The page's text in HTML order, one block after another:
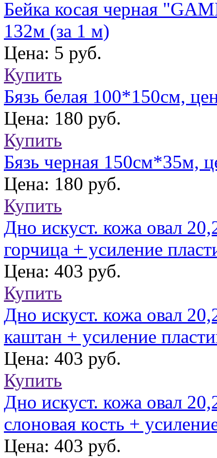
Бейка косая черная
132м (за 1 м)
Цена: 5 руб.
Купить
Бязь белая 100*150см,
Цена: 180 руб.
Купить
Бязь черная 150см*35м,
Цена: 180 руб.
Купить
Дно искуст. кожа овал
горчица + усиление
Цена: 403 руб.
Купить
Дно искуст. кожа овал
каштан + усиление
Цена: 403 руб.
Купить
Дно искуст. кожа овал
слоновая кость +
Цена: 403 руб.